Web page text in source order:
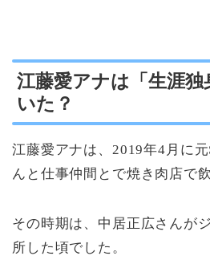
江藤愛アナは「生涯独
いた？
江藤愛アナは、2019年4月に
んと仕事仲間とで焼き肉店で
その時期は、中居正広さんが
所した頃でした。